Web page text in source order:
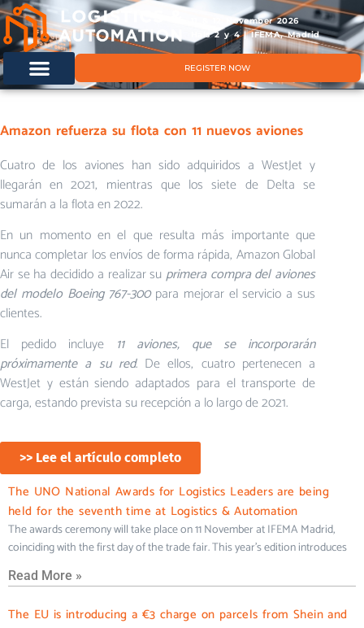
11 & 12 November 2026
Hals 2 y 4 | IFEMA, Madrid
REGISTER NOW
Amazon refuerza su flota con 11 nuevos aviones
Cuatro de los aviones han sido adquiridos a WestJet y
llegarán en 2021, mientras que los siete de Delta se
sumarán a la flota en 2022.
En un momento en el que resulta más importante que
nunca completar los envíos de forma rápida, Amazon Global
Air se ha decidido a realizar suprimera compra del aviones
del modelo Boeing 767-300para mejorar el servicio a sus
clientes.
El pedido incluye 11 aviones, que se incorporarán
próximamente a su red. De ellos, cuatro pertenecen a
WestJet y están siendo adaptados para el transporte de
carga, estando prevista su recepción a lo largo de 2021.
>> Lee el artículo completo
The UNO National Awards for Logistics Leaders are being
held for the seventh time at Logistics & Automation
The awards ceremony will take place on 11 November at IFEMA Madrid,
coinciding with the first day of the trade fair. This year’s edition introduces
Read More »
The EU is introducing a €3 charge on parcels from Shein and